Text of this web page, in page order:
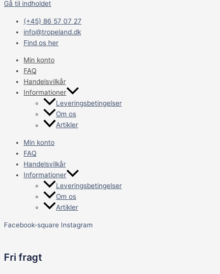
Gå til indholdet
(+45) 86 57 07 27
info@tropeland.dk
Find os her
Min konto
FAQ
Handelsvilkår
Informationer
Leveringsbetingelser
Om os
Artikler
Min konto
FAQ
Handelsvilkår
Informationer
Leveringsbetingelser
Om os
Artikler
Facebook-square Instagram
Fri fragt